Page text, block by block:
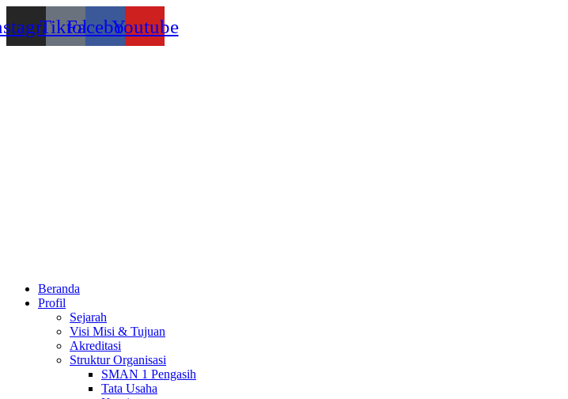
ke
konten
TiktokFacebookYoutube
Beranda
Profil
Sejarah
Visi Misi & Tujuan
Akreditasi
Struktur Organisasi
SMAN 1 Pengasih
Tata Usaha